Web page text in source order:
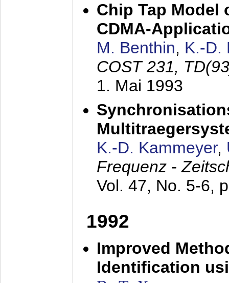
Chip Tap Model
CDMA-
M. Benthin, K.-D.
COST 231,
1. Mai 1993
K.-D. Kammeyer,
Frequenz -
Vol. 47, No. 5-6,
1992
Improved
Identification